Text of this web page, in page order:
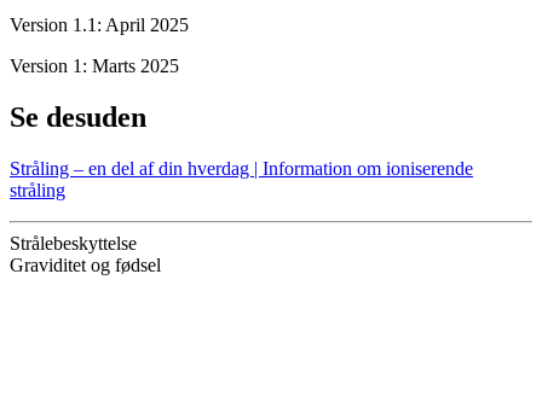
Version 1.1: April 2025
Version 1: Marts 2025
Se desuden
Stråling – en del af din hverdag | Information om ioniserende
stråling
Strålebeskyttelse
Graviditet og fødsel